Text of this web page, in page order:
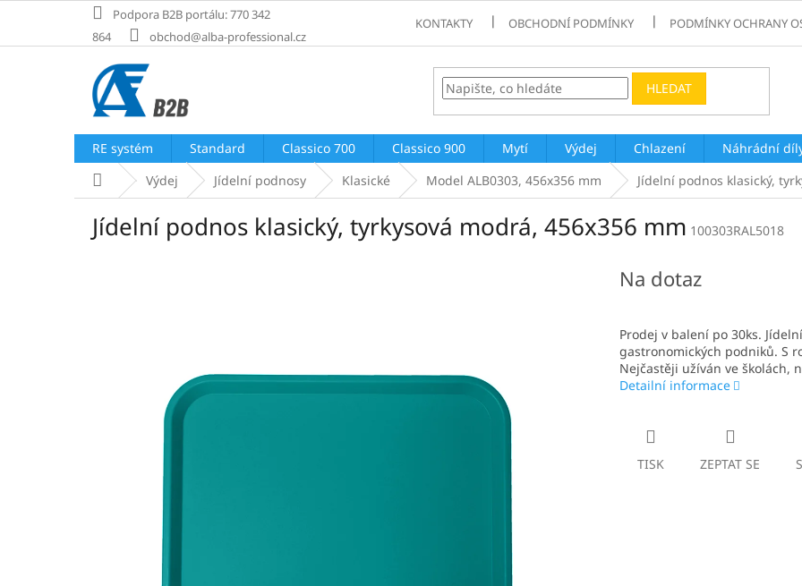
obsah
Podpora B2B portálu: 770 342
864
obchod@alba-professional.cz
KONTAKTY OBCHODNÍ PODMÍNKY PODMÍNKY OCHRANY
HLEDAT
RE systém Standard Classico 700 Classico 900 Mytí Výdej Chlazení Náhrádní
Domů Výdej Jídelní podnosy Klasické Model ALB0303, 456x356 mm Jídelní podnos klasický,
Jídelní podnos klasický, tyrkysová modrá, 456x356 mm 100303RAL5018
Na dotaz
Prodej v balení po 30ks.
gastronomických podniků. S
Nejčastěji užíván ve školách,
Detailní informace
TISK ZEPTAT SE